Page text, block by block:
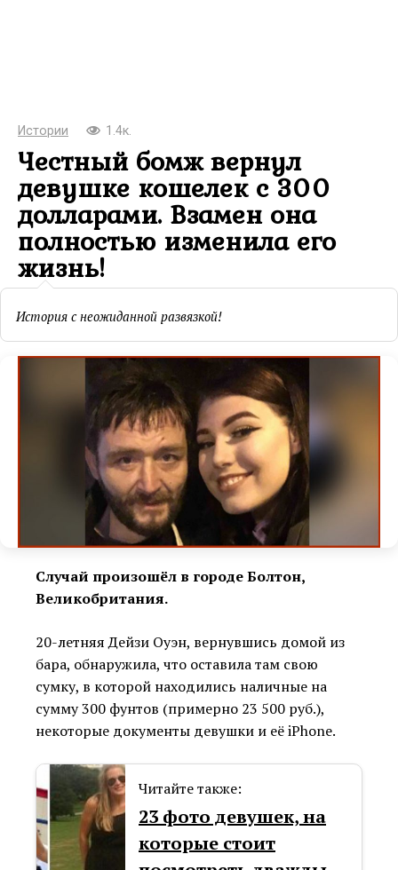
Истории 1.4к.
Честный бомж вернул
девушке кошелек с 300
долларами. Взамен она
полностью изменила его
жизнь!
История с неожиданной развязкой!
Случай произошёл в городе Болтон,
Великобритания.
20-летняя Дейзи Оуэн, вернувшись домой из
бара, обнаружила, что оставила там свою
сумку, в которой находились наличные на
сумму 300 фунтов (примерно 23 500 руб.),
некоторые документы девушки и её iPhone.
Читайте также:
23 фото девушек, на
которые стоит